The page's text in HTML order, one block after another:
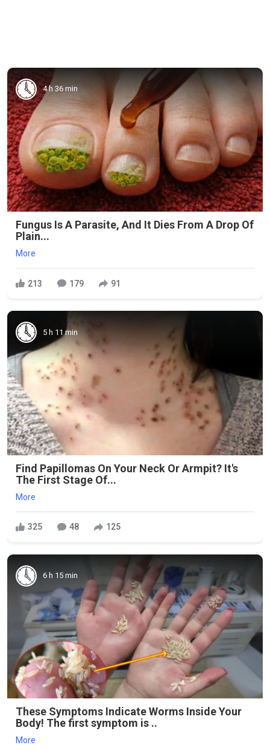
4 h 36 min
Fungus Is A Parasite, And It Dies From A Drop Of
Plain...
More
213 179 91
5 h 11 min
Find Papillomas On Your Neck Or Armpit? It's
The First Stage Of...
More
325 48 125
6 h 15 min
These Symptoms Indicate Worms Inside Your
Body! The first symptom is ..
More